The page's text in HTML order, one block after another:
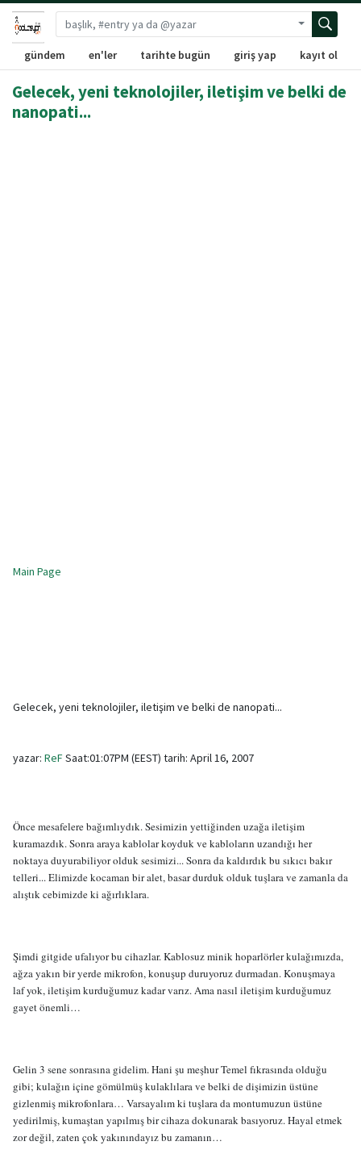
Gelişmiş
gündem en'ler tarihte bugün giriş yap kayıt ol
Gelecek, yeni teknolojiler, iletişim ve belki de
nanopati...
Main Page
Gelecek, yeni teknolojiler, iletişim ve belki de nanopati...
yazar: ReFSaat:01:07PM (EEST) tarih: April 16, 2007
Önce mesafelere bağımlıydık. Sesimizin yettiğinden uzağa iletişim
kuramazdık. Sonra araya kablolar koyduk ve kabloların uzandığı her
noktaya duyurabiliyor olduk sesimizi... Sonra da kaldırdık bu sıkıcı bakır
telleri... Elimizde kocaman bir alet, basar durduk olduk tuşlara ve zamanla da
alıştık cebimizde ki ağırlıklara.
Şimdi gitgide ufalıyor bu cihazlar. Kablosuz minik hoparlörler kulağımızda,
ağza yakın bir yerde mikrofon, konuşup duruyoruz durmadan. Konuşmaya
laf yok, iletişim kurduğumuz kadar varız. Ama nasıl iletişim kurduğumuz
gayet önemli…
Gelin 3 sene sonrasına gidelim. Hani şu meşhur Temel fıkrasında olduğu
gibi; kulağın içine gömülmüş kulaklılara ve belki de dişimizin üstüne
gizlenmiş mikrofonlara… Varsayalım ki tuşlara da montumuzun üstüne
yedirilmiş, kumaştan yapılmış bir cihaza dokunarak basıyoruz. Hayal etmek
zor değil, zaten çok yakınındayız bu zamanın…